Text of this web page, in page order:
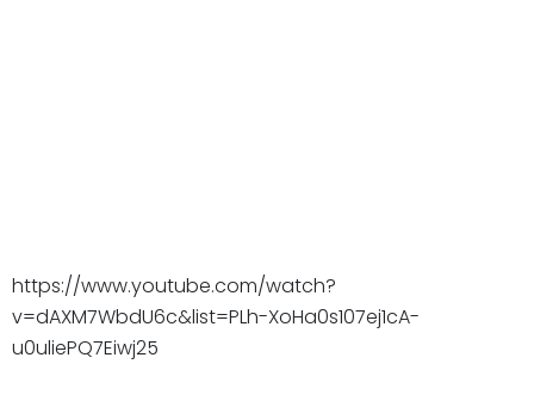
https://www.youtube.com/watch?
v=dAXM7WbdU6c&list=PLh-XoHa0s107ej1cA-
u0uliePQ7Eiwj25